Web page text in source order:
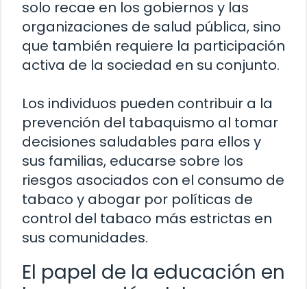
solo recae en los gobiernos y las
organizaciones de salud pública, sino
que también requiere la participación
activa de la sociedad en su conjunto.
Los individuos pueden contribuir a la
prevención del tabaquismo al tomar
decisiones saludables para ellos y
sus familias, educarse sobre los
riesgos asociados con el consumo de
tabaco y abogar por políticas de
control del tabaco más estrictas en
sus comunidades.
El papel de la educación en